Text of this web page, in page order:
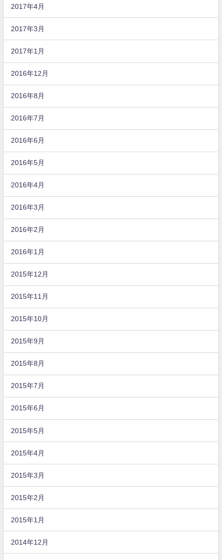
2017年4月
2017年3月
2017年1月
2016年12月
2016年8月
2016年7月
2016年6月
2016年5月
2016年4月
2016年3月
2016年2月
2016年1月
2015年12月
2015年11月
2015年10月
2015年9月
2015年8月
2015年7月
2015年6月
2015年5月
2015年4月
2015年3月
2015年2月
2015年1月
2014年12月